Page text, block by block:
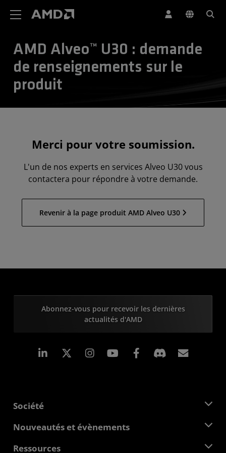
AMD Alveo™ U30 : demande
de renseignements sur le
produit
Merci pour votre soumission.
L'un de nos experts en services Alveo U30 vous
contactera pour répondre à votre demande.
Revenir à la page produit AMD Alveo U30
Abonnez-vous pour recevoir les dernières
actualités d'AMD
LinkedIn Instagram Facebook
Société
À propos d'AMD
Responsabilité d'entreprise
Nouveautés et évènements
Salle de presse
Ressources